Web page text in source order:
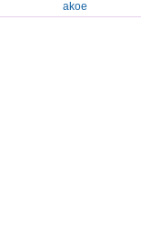
akoe